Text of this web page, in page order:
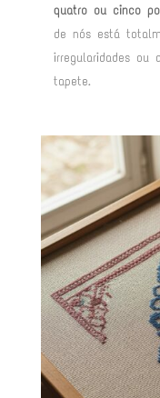
quatro ou cinco
de nós está
irregularidades ou
tapete.